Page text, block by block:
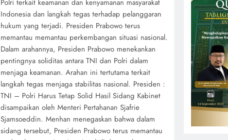
Polri terkait keamanan dan kenyamanan masyarakat
Indonesia dan langkah tegas terhadap pelanggaran
hukum yang terjadi. Presiden Prabowo terus
memantau memantau perkembangan situasi nasional.
Dalam arahannya, Presiden Prabowo menekankan
pentingnya soliditas antara TNI dan Polri dalam
menjaga keamanan. Arahan ini tertutama terkait
langkah tegas menjaga stabilitas nasional. Presiden :
TNI – Polri Harus Tetap Solid Hasil Sidang Kabinet
disampaikan oleh Menteri Pertahanan Sjafrie
Sjamsoeddin. Menhan menegaskan bahwa dalam
sidang tersebut, Presiden Prabowo terus memantau